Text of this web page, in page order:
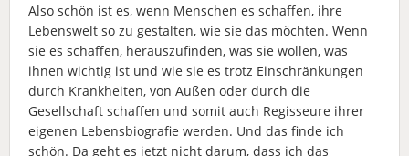
Also schön ist es, wenn Menschen es schaffen, ihre
Lebenswelt so zu gestalten, wie sie das möchten. Wenn
sie es schaffen, herauszufinden, was sie wollen, was
ihnen wichtig ist und wie sie es trotz Einschränkungen
durch Krankheiten, von Außen oder durch die
Gesellschaft schaffen und somit auch Regisseure ihrer
eigenen Lebensbiografie werden. Und das finde ich
schön. Da geht es jetzt nicht darum, dass ich das